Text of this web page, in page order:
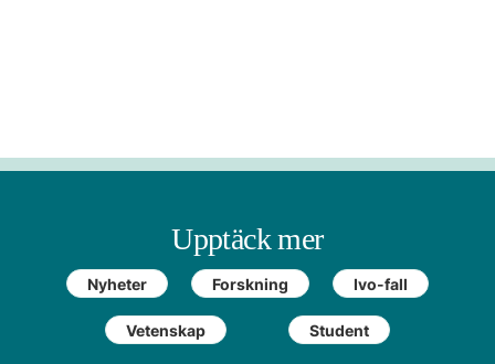
Upptäck mer
Nyheter Forskning Ivo-fall
Vetenskap Student